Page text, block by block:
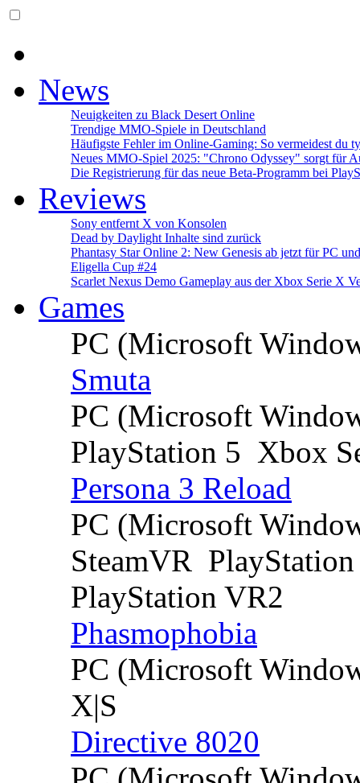
News
Neuigkeiten zu Black Desert Online
Trendige MMO-Spiele in Deutschland
Häufigste Fehler im Online-Gaming: So vermeidest du
Neues MMO-Spiel 2025: "Chrono Odyssey" sorgt für
Die Registrierung für das neue Beta-Programm bei
Reviews
Sony entfernt X von Konsolen
Dead by Daylight Inhalte sind zurück
Phantasy Star Online 2: New Genesis ab jetzt für PC
Eligella Cup #24
Scarlet Nexus Demo Gameplay aus der Xbox Serie X
Games
PC (Microsoft
Smuta
PC (Microsoft
PlayStation 5 Xbox
Persona 3 Reload
PC (Microsoft
SteamVR
PlayStation VR2
Phasmophobia
PC (Microsoft
X|S
Directive 8020